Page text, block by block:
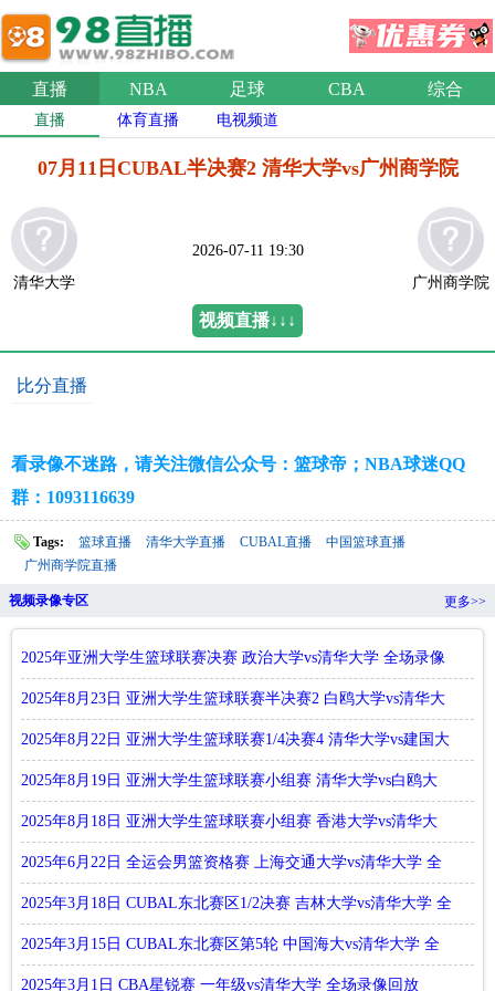
直播 NBA 足球 CBA 综合
直播 体育直播 电视频道
07月11日CUBAL半决赛2 清华大学vs广州商学院
清华大学
2026-07-11 19:30
广州商学院
视频直播↓↓↓
比分直播
看录像不迷路，请关注微信公众号：篮球帝；NBA球迷QQ
群：1093116639
Tags: 篮球直播 清华大学直播 CUBAL直播
中国篮球直播
广州商学院直播
视频录像专区 更多>>
2025年亚洲大学生篮球联赛决赛 政治大学vs清华大学 全场录像
回放
2025年8月23日 亚洲大学生篮球联赛半决赛2 白鸥大学vs清华大
学
2025年8月22日 亚洲大学生篮球联赛1/4决赛4 清华大学vs建国大
学
2025年8月19日 亚洲大学生篮球联赛小组赛 清华大学vs白鸥大
学 全
2025年8月18日 亚洲大学生篮球联赛小组赛 香港大学vs清华大
学 全
2025年6月22日 全运会男篮资格赛 上海交通大学vs清华大学 全
场集
2025年3月18日 CUBAL东北赛区1/2决赛 吉林大学vs清华大学 全
场录
2025年3月15日 CUBAL东北赛区第5轮 中国海大vs清华大学 全
场录像
2025年3月1日 CBA星锐赛 一年级vs清华大学 全场录像回放